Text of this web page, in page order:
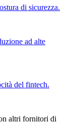
di sicurezza.
ad alte
del fintech.
altri fornitori di